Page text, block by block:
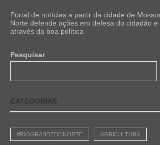
Portal de notícias a partir da cidade de
Norte defende ações em defesa do cidadão
através da boa política
Pesquisar
CATEGORIAS
#RIOGRANDEDONORTE AGRICULTURA